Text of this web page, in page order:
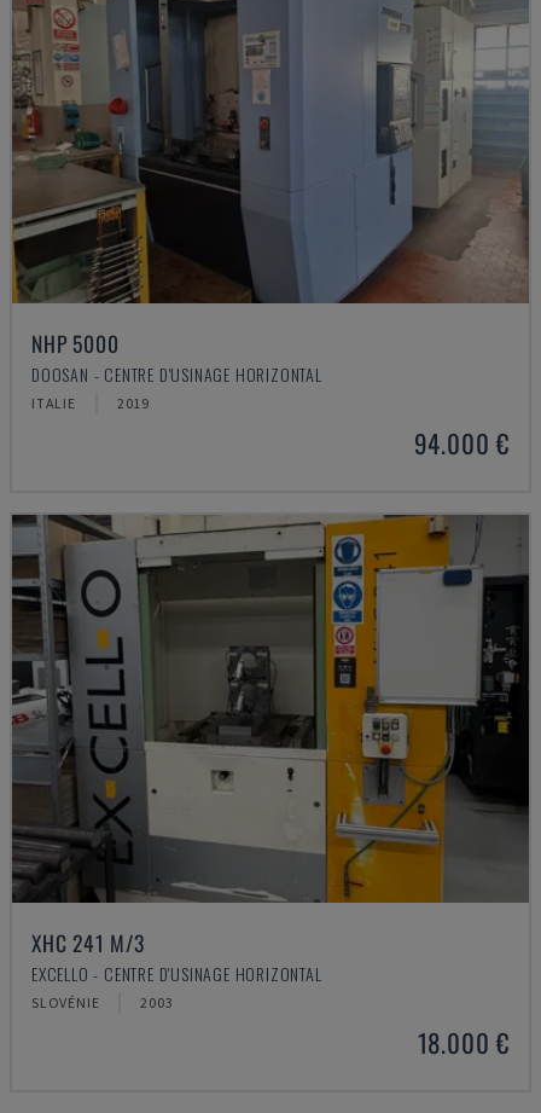
NHP 5000
DOOSAN - CENTRE D'USINAGE HORIZONTAL
ITALIE 2019
94.000 €
XHC 241 M/3
EXCELLO - CENTRE D'USINAGE HORIZONTAL
SLOVÉNIE 2003
18.000 €